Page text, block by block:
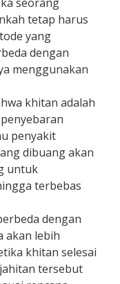
tetap harus
yang
dengan
menggunakan
khitan adalah
penyakit
dibuang akan
untuk
terbebas
dengan
akan lebih
khitan selesai
tersebut